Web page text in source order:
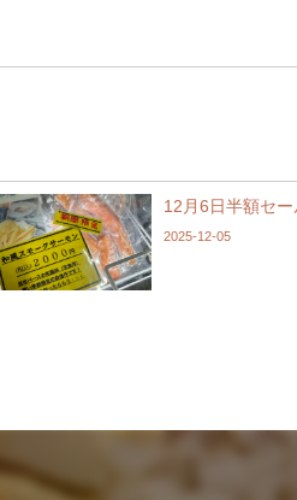
12月6日半額セー
2025-12-05